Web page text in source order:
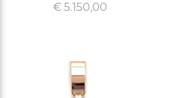
€ 5.150,00